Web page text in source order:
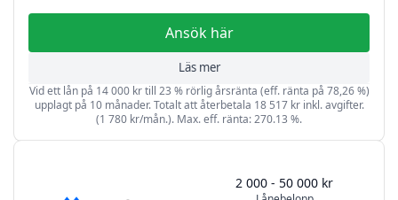
Ansök här
Läs mer
Vid ett lån på 14 000 kr till 23 % rörlig årsränta (eff. ränta på 78,26 %)
upplagt på 10 månader. Totalt att återbetala 18 517 kr inkl. avgifter.
(1 780 kr/mån.). Max. eff. ränta: 270.13 %.
2 000 - 50 000 kr